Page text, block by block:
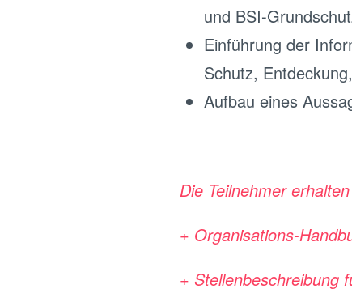
und BSI-
Einführung der
Schutz,
Aufbau eines
Die Teilnehmer
+ Organisations-
+ Stellenbeschreibung